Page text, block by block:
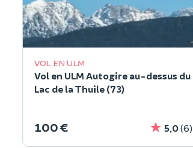
VOL EN ULM
Vol en ULM Autogire au-dessus du
Lac de la Thuile (73)
100 € 5,0(6)